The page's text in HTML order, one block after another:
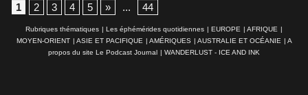
1
2 3 4 5 » ... 44
Rubriques thématiques | Les éphémérides quotidiennes | EUROPE | AFRIQUE |
MOYEN-ORIENT | ASIE ET PACIFIQUE | AMÉRIQUES | AUSTRALIE ET OCÉANIE | A
propos du site Le Podcast Journal | WANDERLUST - ICE AND INK